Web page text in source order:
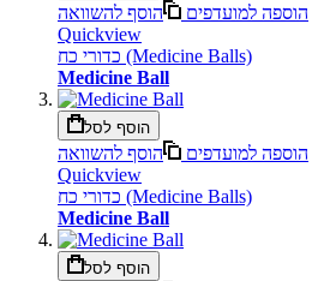
הוספה למועדפים
הוסף להשוואה
Quickview
כדורי כח (Medicine Balls)
Medicine Ball
הוסף לסל
הוספה למועדפים
הוסף להשוואה
Quickview
כדורי כח (Medicine Balls)
Medicine Ball
הוסף לסל